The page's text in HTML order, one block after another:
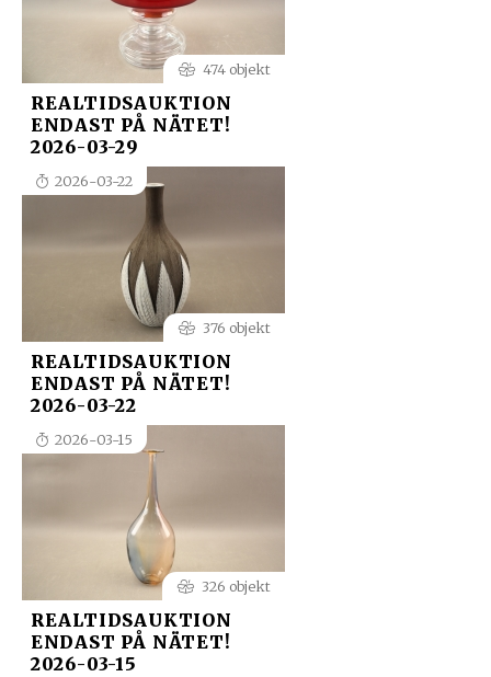
474 objekt
REALTIDSAUKTION
ENDAST PÅ NÄTET!
2026-03-29
2026-03-22
376 objekt
REALTIDSAUKTION
ENDAST PÅ NÄTET!
2026-03-22
2026-03-15
326 objekt
REALTIDSAUKTION
ENDAST PÅ NÄTET!
2026-03-15